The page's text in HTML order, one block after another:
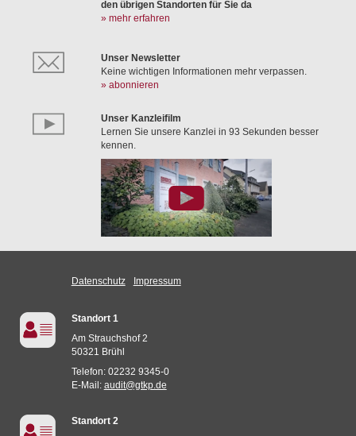
den übrigen Standorten für Sie da
» mehr erfahren
Unser Newsletter
Keine wichtigen Informationen mehr verpassen.
» abonnieren
Unser Kanzleifilm
Lernen Sie unsere Kanzlei in 93 Sekunden besser
kennen.
Datenschutz Impressum
Standort 1
Am Strauchshof 2
50321 Brühl
Telefon: 02232 9345-0
E-Mail: audit@gtkp.de
Standort 2